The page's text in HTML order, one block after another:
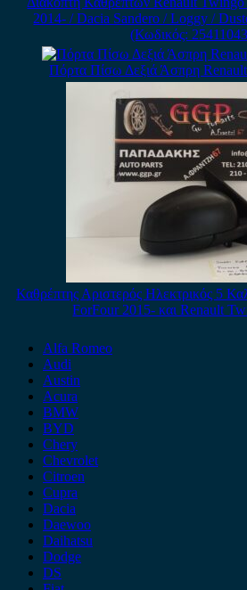
2014- / Dacia Sandero / Loggy /
(Κωδικός:
Πόρτα Πίσω Δεξιά Άσπρη
Καθρέπτης Αριστερός Ηλεκτρικός 5
ForFour 2015- και Renault
Alfa Romeo
Audi
Austin
Acura
BMW
BYD
Chery
Chevrolet
Citroen
Cupra
Dacia
Daewoo
Daihatsu
Dodge
DS